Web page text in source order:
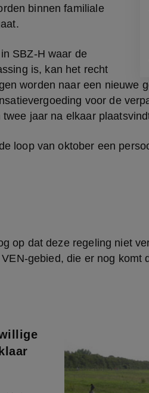
binnen familiale
SBZ-H waar de
is, kan het recht
worden naar een nieuwe
voor de
twee jaar na elkaar
loop van oktober een
op dat deze regeling niet
gebied, die er nog komt